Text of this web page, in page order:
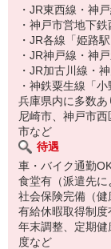
・JR東西線・神
・神戸市営地下
・JR各線「姫路駅
・JR神戸線・神
・JR加古川線・
・神鉄粟生線「小
兵庫県内に多数あ
尼崎市、神戸市
市など
待遇
車・バイク通勤
食堂有（派遣先に
社会保険完備（健
有給休暇取得制度
年末調整、定期
度など